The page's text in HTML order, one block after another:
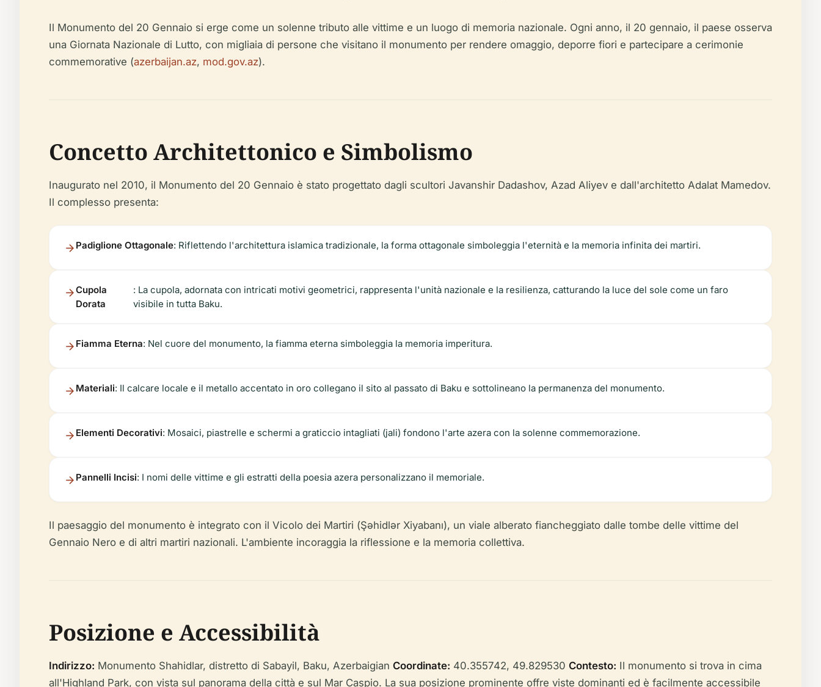
Il Monumento del 20 Gennaio si erge come un solenne tributo alle vittime e un luogo di memoria nazionale. Ogni anno, il 20 gennaio, il paese osserva
una Giornata Nazionale di Lutto, con migliaia di persone che visitano il monumento per rendere omaggio, deporre fiori e partecipare a cerimonie
commemorative (azerbaijan.az, mod.gov.az).
Concetto Architettonico e Simbolismo
Inaugurato nel 2010, il Monumento del 20 Gennaio è stato progettato dagli scultori Javanshir Dadashov, Azad Aliyev e dall'architetto Adalat Mamedov.
Il complesso presenta:
Padiglione Ottagonale: Riflettendo l'architettura islamica tradizionale, la forma ottagonale simboleggia l'eternità e la memoria infinita dei martiri.
Cupola
Dorata
: La cupola, adornata con intricati motivi geometrici, rappresenta l'unità nazionale e la resilienza, catturando la luce del sole come un faro
visibile in tutta Baku.
Fiamma Eterna: Nel cuore del monumento, la fiamma eterna simboleggia la memoria imperitura.
Materiali: Il calcare locale e il metallo accentato in oro collegano il sito al passato di Baku e sottolineano la permanenza del monumento.
Elementi Decorativi: Mosaici, piastrelle e schermi a graticcio intagliati (jali) fondono l'arte azera con la solenne commemorazione.
Pannelli Incisi: I nomi delle vittime e gli estratti della poesia azera personalizzano il memoriale.
Il paesaggio del monumento è integrato con il Vicolo dei Martiri (Şəhidlər Xiyabanı), un viale alberato fiancheggiato dalle tombe delle vittime del
Gennaio Nero e di altri martiri nazionali. L'ambiente incoraggia la riflessione e la memoria collettiva.
Posizione e Accessibilità
Indirizzo: Monumento Shahidlar, distretto di Sabayil, Baku, Azerbaigian Coordinate: 40.355742, 49.829530 Contesto: Il monumento si trova in cima
all'Highland Park, con vista sul panorama della città e sul Mar Caspio. La sua posizione prominente offre viste dominanti ed è facilmente accessibile